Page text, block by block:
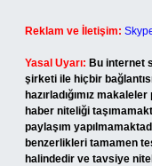
Reklam ve İletişim:
Yasal Uyarı: Bu internet
şirketi ile hiçbir
hazırladığımız
haber niteliği
paylaşım
benzerlikleri tamamen
halindedir ve tavsiye